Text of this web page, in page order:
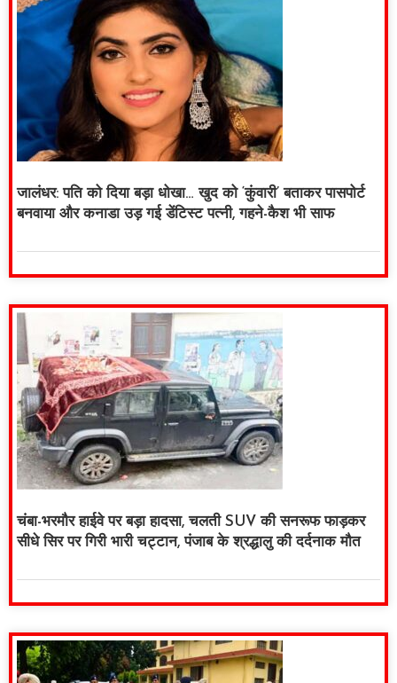
जालंधर: पति को दिया बड़ा धोखा… खुद को ‘कुंवारी’ बताकर पासपोर्ट
बनवाया और कनाडा उड़ गई डेंटिस्ट पत्नी, गहने-कैश भी साफ
चंबा-भरमौर हाईवे पर बड़ा हादसा, चलती SUV की सनरूफ फाड़कर
सीधे सिर पर गिरी भारी चट्टान, पंजाब के श्रद्धालु की दर्दनाक मौत